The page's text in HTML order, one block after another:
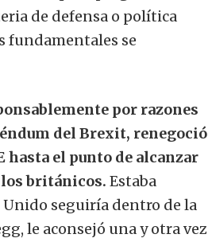
de defensa o política
fundamentales se
por razones
del Brexit, renegoció
hasta el punto de alcanzar
británicos. Estaba
seguiría dentro de la
le aconsejó una y otra vez